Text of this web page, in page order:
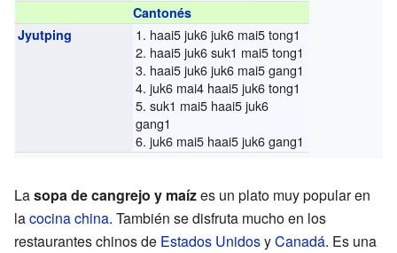
Cantonés
Jyutping
1. haai5 juk6 juk6 mai5 tong1
2. haai5 juk6 suk1 mai5 tong1
3. haai5 juk6 juk6 mai5 gang1
4. juk6 mai4 haai5 juk6 tong1
5. suk1 mai5 haai5 juk6
gang1
6. juk6 mai5 haai5 juk6 gang1
Lasopa de cangrejo y maízes un plato muy popular en
lacocina china. También se disfruta mucho en los
restaurantes chinos de Estados UnidosyCanadá. Es una